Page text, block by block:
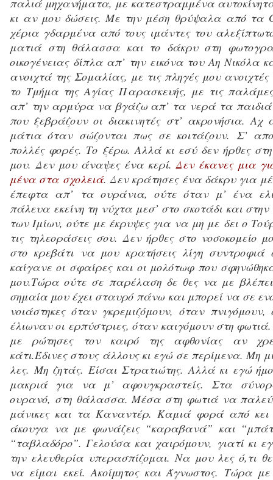
κι αν μου δώσεις. Με την μέση θρύψαλα από τα
χέρια γδαρμένα από τους ιμάντες του
ματιά στη θάλασσα και το δάκρυ στη
οικογένειας δίπλα απ’ την εικόνα του Αη Νικόλα
ανοιχτά της Σομαλίας, με τις πληγές μου
το Τμήμα της Αγίας Παρασκευής, με τις
απ’ την αρμύρα να βγάζω απ’ τα νερά τα παιδιά
που ξεβράζουν οι διακινητές στ’ ακρονήσια.
μάτια όταν σώζονται πως σε κοιτάζουν. Σ’
πολλές φορές. Το ξέρω. Αλλά κι εσύ δεν ήρθες
μου. Δεν μου άναψες ένα κερί. Δεν έκανες μια
μένα στα σχολειά. Δεν κράτησες ένα δάκρυ για
έπεφτα απ’ τα ουράνια, ούτε όταν μ’ ένα
πάλευα εκείνη τη νύχτα μεσ’ στο σκοτάδι και
των Ιμίων, ούτε με έκρυψες για να μη με δει ο
τις τηλεοράσεις σου. Δεν ήρθες στο νοσοκομείο
στο κρεβάτι να μου κρατήσεις λίγη συντροφιά
καίγανε οι σφαίρες και οι μολότωφ που
μου.Τώρα ούτε σε παρέλαση δε θες να με
σημαία μου έχει σταυρό πάνω και μπορεί να σε
νοιάστηκες όταν γκρεμιζόμουν, όταν
έλιωναν οι ερπύστριες, όταν καιγόμουν στη
με ρώτησες τον καιρό της αφθονίας αν
κάτι.Έδινες στους άλλους κι εγώ σε περίμενα. Μη
λες. Μη ζητάς. Είσαι Στρατιώτης. Αλλά κι εγώ
μακριά για να μ’ αφουγκραστείς. Στα
ουρανό, στη θάλασσα. Μέσα στη φωτιά να
μάνικες και τα Καναντέρ. Καμιά φορά από
άκουγα να με φωνάζεις “καραβανά” και
“ταβλαδόρο”. Γελούσα και χαιρόμουν, γιατί κι
την ελευθερία υπερασπίζομαι. Να μου λες ό,τι
να είμαι εκεί. Ακοίμητος και Άγνωστος. Τώρα με